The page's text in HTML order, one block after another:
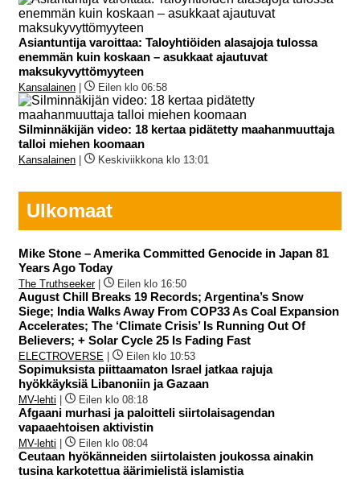
Asiantuntija varoittaa: Taloyhtiöiden alasajoja tulossa
enemmän kuin koskaan – asukkaat ajautuvat
maksukyvyttömyyteen
Kansalainen Eilen klo 06:58
Silminnäkijän video: 18 kertaa pidätetty maahanmuuttaja
talloi miehen koomaan
Kansalainen Keskiviikkona klo 13:01
Ulkomaat
Mike Stone – Amerika Committed Genocide in Japan 81
Years Ago Today
The Truthseeker| Eilen klo 16:50
August Chill Breaks 19 Records; Argentina’s Snow
Siege; India Walks Away From COP33 As Coal Expansion
Accelerates; The ‘Climate Crisis’ Is Running Out Of
Believers; + Solar Cycle 25 Is Fading Fast
ELECTROVERSE Eilen klo 10:53
Sopimuksista piittaamaton Israel jatkaa rajuja
hyökkäyksiä Libanoniin ja Gazaan
MV-lehti Eilen klo 08:18
Afgaani murhasi ja paloitteli siirtolaisagendan
vapaaehtoisen aktivistin
MV-lehti Eilen klo 08:04
Ceutaan hyökänneiden siirtolaisten joukossa ainakin
tusina karkotettua äärimielistä islamistia